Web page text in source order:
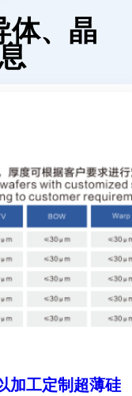
体、晶
加工定制超薄硅